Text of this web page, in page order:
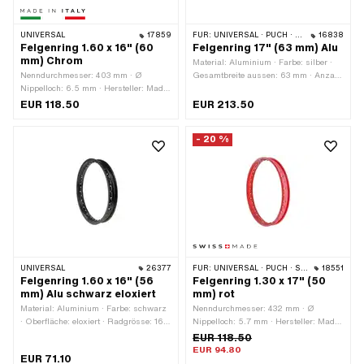
UNIVERSAL 17859
Felgenring 1.60 x 16" (60
mm) Chrom
Nenndurchmesser: 403 mm · Ø
Nippelloch: 6.5 mm · Hersteller: Made
in Italy · Material: Stahl · Oberfläche:
[Zoll]: 1.6 " · Maulweite [mm]: 41.6 mm
aussen: 60 mm · Anzahl
Speichenlöcher: 36 Stk.
EUR 118.50
FÜR: UNIVERSAL · PUCH · SACHS · ZÜNDAPP BELMONDO 16838
Felgenring 17" (63 mm) Alu
Material: Aluminium · Farbe: silber ·
Gesamtbreite aussen: 63 mm · Anzahl
17 "
EUR 213.50
UNIVERSAL 26377
Felgenring 1.60 x 16" (56
mm) Alu schwarz eloxiert
Material: Aluminium · Farbe: schwarz
· Oberfläche: eloxiert · Radgrösse: 16 "
Gesamtbreite aussen: 56.3 mm ·
EUR 71.10
- 20 %
FÜR: UNIVERSAL · PUCH · SACHS · ZÜNDAPP BELMONDO 18551
Felgenring 1.30 x 17" (50
mm) rot
Nenndurchmesser: 432 mm · Ø
Nippelloch: 5.7 mm · Hersteller: Made
in Switzerland · Material: Stahl ·
Oberfläche: pulverbeschichtet · Farbe:
EUR 118.50
EUR 94.80